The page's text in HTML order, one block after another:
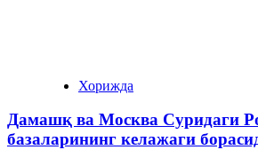
Хорижда
Дамашқ ва Москва Суридаги
базаларининг келажаги